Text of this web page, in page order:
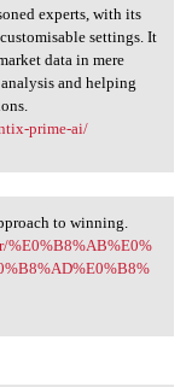
toexperts, with its
settings. It
data in mere
and helping
prime-ai/
to winning.
%E0%B8%AB%E0%